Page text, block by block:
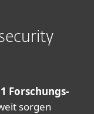
Forschungs-
sorgen